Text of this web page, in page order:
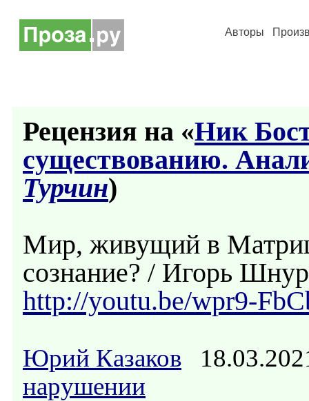
Авторы
Рецензия на «Ник
cуществованию.
Турчин)
Мир, живущий в
сознание? / Игорь
http://youtu.be/wpr9-
Юрий Казаков
нарушении